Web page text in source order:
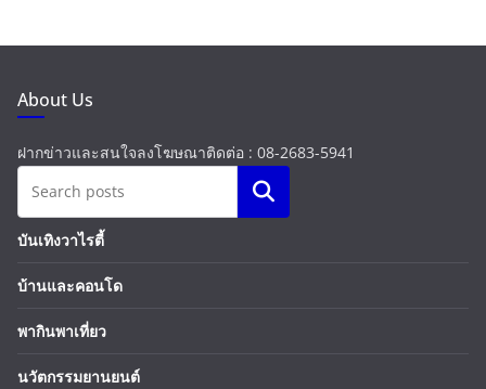
About Us
ฝากข่าวและสนใจลงโฆษณาติดต่อ : 08-2683-5941
Search
บันเทิงวาไรตี้
บ้านและคอนโด
พากินพาเที่ยว
นวัตกรรมยานยนต์